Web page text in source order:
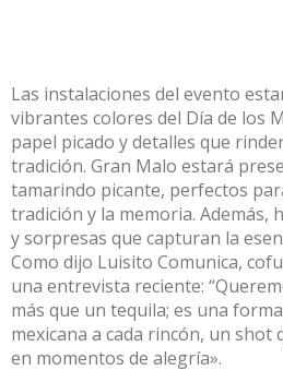
Las instalaciones del evento
vibrantes colores del Día de los
papel picado y detalles que
tradición. Gran Malo estará
tamarindo picante, perfectos
tradición y la memoria. Además,
y sorpresas que capturan la
Como dijo Luisito Comunica,
una entrevista reciente:
más que un tequila; es una
mexicana a cada rincón, un shot
en momentos de alegría».